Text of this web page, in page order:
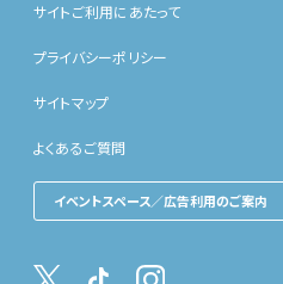
サイトご利用にあたって
プライバシーポリシー
サイトマップ
よくあるご質問
イベントスペース／広告利用のご案内